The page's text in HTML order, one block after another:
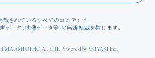
載されているすべてのコンテンツ
データ、映像データ等)の無断転載を禁じます。
AMI OFFICIAL SITE Powered by SKIYAKI Inc.